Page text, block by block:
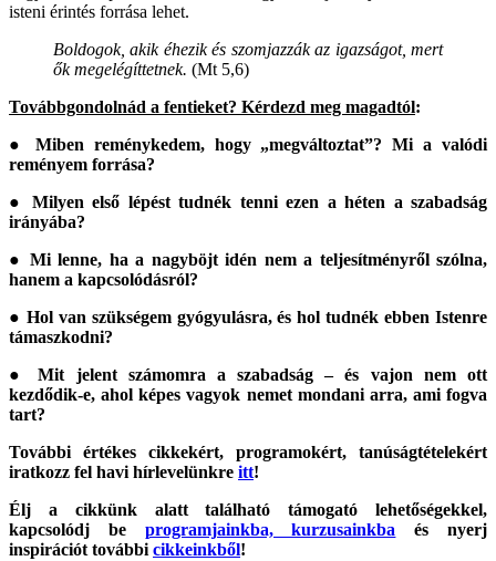
isteni érintés forrása lehet.
Boldogok, akik éhezik és szomjazzák az igazságot, mert
ők megelégíttetnek. (Mt 5,6)
Továbbgondolnád a fentieket? Kérdezd meg magadtól:
● Miben reménykedem, hogy „megváltoztat”? Mi a valódi
reményem forrása?
● Milyen első lépést tudnék tenni ezen a héten a szabadság
irányába?
● Mi lenne, ha a nagyböjt idén nem a teljesítményről szólna,
hanem a kapcsolódásról?
● Hol van szükségem gyógyulásra, és hol tudnék ebben Istenre
támaszkodni?
● Mit jelent számomra a szabadság – és vajon nem ott
kezdődik-e, ahol képes vagyok nemet mondani arra, ami fogva
tart?
További értékes cikkekért, programokért, tanúságtételekért
iratkozz fel havi hírlevelünkre itt!
Élj a cikkünk alatt található támogató lehetőségekkel,
kapcsolódj be programjainkba, kurzusainkba és nyerj
inspirációt további cikkeinkből!